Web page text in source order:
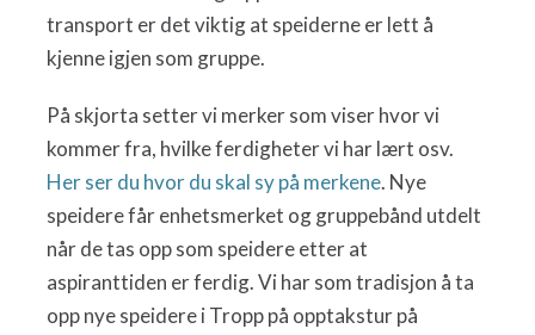
transport er det viktig at speiderne er lett å
kjenne igjen som gruppe.
På skjorta setter vi merker som viser hvor vi
kommer fra, hvilke ferdigheter vi har lært osv.
Her ser du hvor du skal sy på merkene. Nye
speidere får enhetsmerket og gruppebånd utdelt
når de tas opp som speidere etter at
aspiranttiden er ferdig. Vi har som tradisjon å ta
opp nye speidere i Tropp på opptakstur på